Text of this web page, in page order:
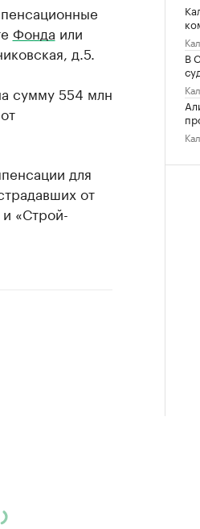
Фонда или
д.5.
сумму 554 млн
для
от
«Строй-
В